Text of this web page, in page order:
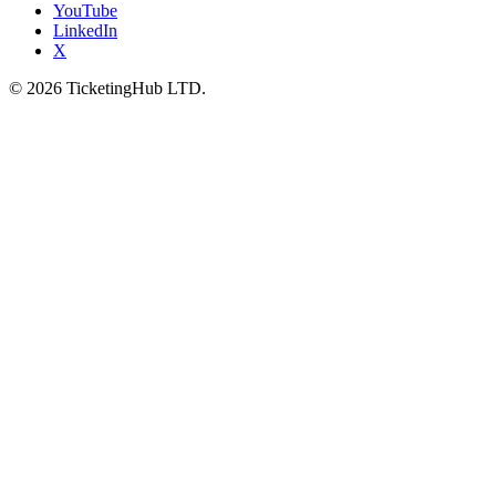
YouTube
LinkedIn
X
© 2026 TicketingHub LTD.